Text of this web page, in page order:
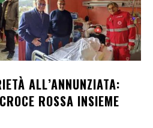
ALL’ANNUNZIATA:
ROSSA INSIEME